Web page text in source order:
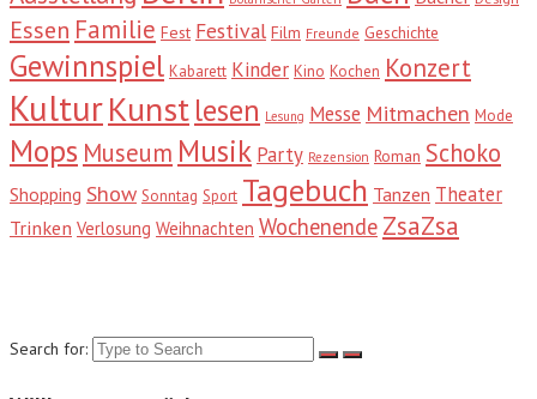
Essen Familie Fest Festival Film Freunde Geschichte
Gewinnspiel Kabarett Kinder Kino Kochen Konzert
KulturKunstlesen Lesung Messe Mitmachen Mode
Mops Museum Musik Party Rezension Roman Schoko
Shopping Show Sonntag Sport Tagebuch Tanzen Theater
Trinken Verlosung Weihnachten Wochenende ZsaZsa
Search for: